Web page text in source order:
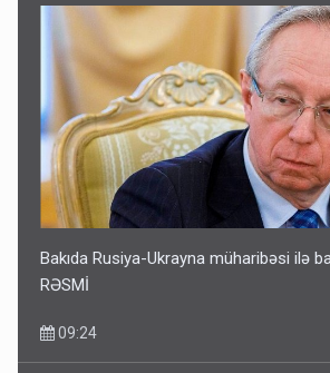
Bakıda Rusiya-Ukrayna müharibəsi ilə
RƏSMİ
09:24